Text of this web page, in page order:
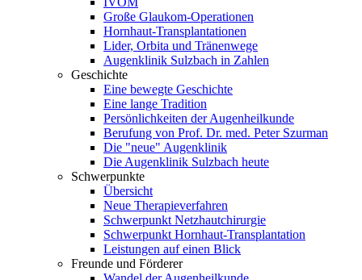
Große Glaukom-Operationen
Hornhaut-Transplantationen
Lider, Orbita und Tränenwege
Augenklinik Sulzbach in Zahlen
Geschichte
Eine bewegte Geschichte
Eine lange Tradition
Persönlichkeiten der Augenheilkunde
Berufung von Prof. Dr. med. Peter Szurman
Die "neue" Augenklinik
Die Augenklinik Sulzbach heute
Schwerpunkte
Übersicht
Neue Therapieverfahren
Schwerpunkt Netzhautchirurgie
Schwerpunkt Hornhaut-Transplantation
Leistungen auf einen Blick
Freunde und Förderer